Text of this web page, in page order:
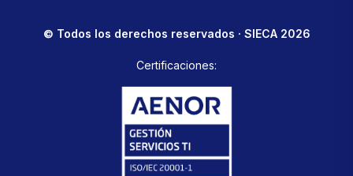
© Todos los derechos reservados · SIECA 2026
Certificaciones: